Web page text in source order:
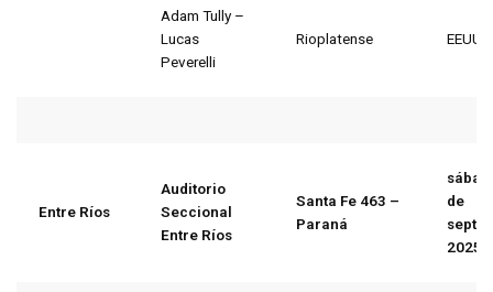
Adam Tully –
Lucas
Peverelli
Rioplatense EEUU
Entre Ríos
Auditorio
Seccional
Entre Ríos
Santa Fe 463 –
Paraná
de
2025